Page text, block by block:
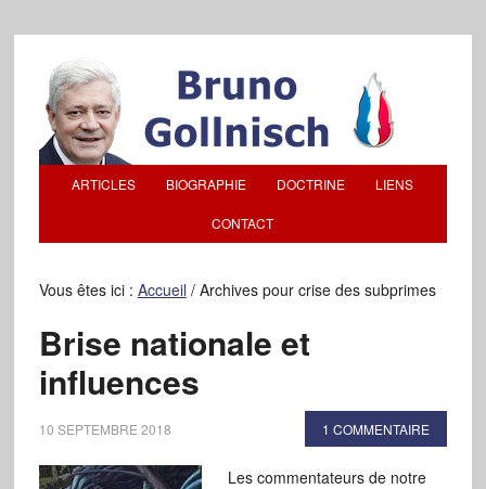
ARTICLES BIOGRAPHIE DOCTRINE LIENS
CONTACT
Vous êtes ici : Accueil /Archives pour crise des subprimes
Brise nationale et
influences
10 SEPTEMBRE 2018 1 COMMENTAIRE
Les commentateurs de notre